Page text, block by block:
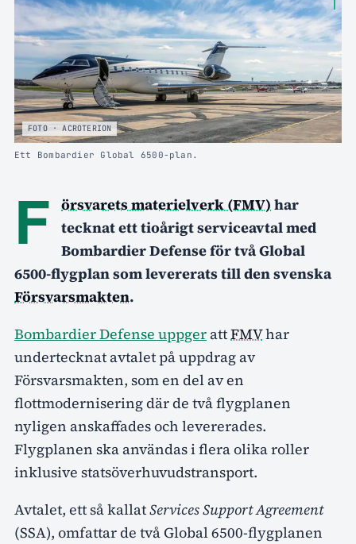
FOTO · ACROTERION
Ett Bombardier Global 6500-plan.
F örsvarets materielverk (FMV) har
tecknat ett tioårigt serviceavtal med
Bombardier Defense för två Global
6500-flygplan som levererats till den svenska
Försvarsmakten.
Bombardier Defense uppger attFMVhar
undertecknat avtalet på uppdrag av
Försvarsmakten, som en del av en
flottmodernisering där de två flygplanen
nyligen anskaffades och levererades.
Flygplanen ska användas i flera olika roller
inklusive statsöverhuvudstransport.
Avtalet, ett så kallatServices Support Agreement
(SSA), omfattar de två Global 6500-flygplanen